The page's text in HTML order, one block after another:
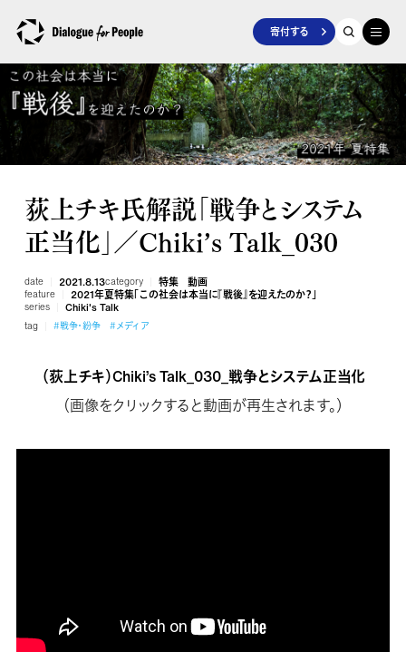
寄付する
荻上チキ氏解説「戦争とシステム
正当化」／Chiki’s Talk_030
date 2021.8.13category 特集 動画
feature 2021年夏特集「この社会は本当に『戦後』を迎えたのか？」
series Chiki's Talk
tag #戦争・紛争 #メディア
（荻上チキ）Chiki’s Talk_030_戦争とシステム正当化
（画像をクリックすると動画が再生されます。）